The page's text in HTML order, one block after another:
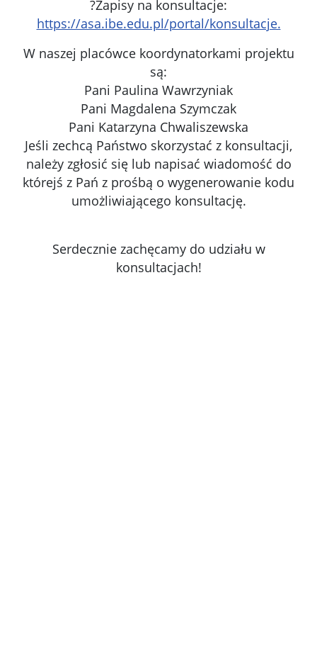
?Zapisy na konsultacje:
https://asa.ibe.edu.pl/portal/konsultacje.
W naszej placówce koordynatorkami projektu
są:
Pani Paulina Wawrzyniak
Pani Magdalena Szymczak
Pani Katarzyna Chwaliszewska
Jeśli zechcą Państwo skorzystać z konsultacji,
należy zgłosić się lub napisać wiadomość do
którejś z Pań z prośbą o wygenerowanie kodu
umożliwiającego konsultację.
Serdecznie zachęcamy do udziału w
konsultacjach!